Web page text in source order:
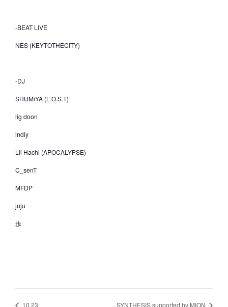
-BEAT LIVE
NES (KEYTOTHECITY)
-DJ
SHUMiYA (L.O.S.T)
lig doon
indiy
Lil Hachi (APOCALYPSE)
C_senT
MFDP
juju
歩
10.23 SYNTHESIS supported by MION